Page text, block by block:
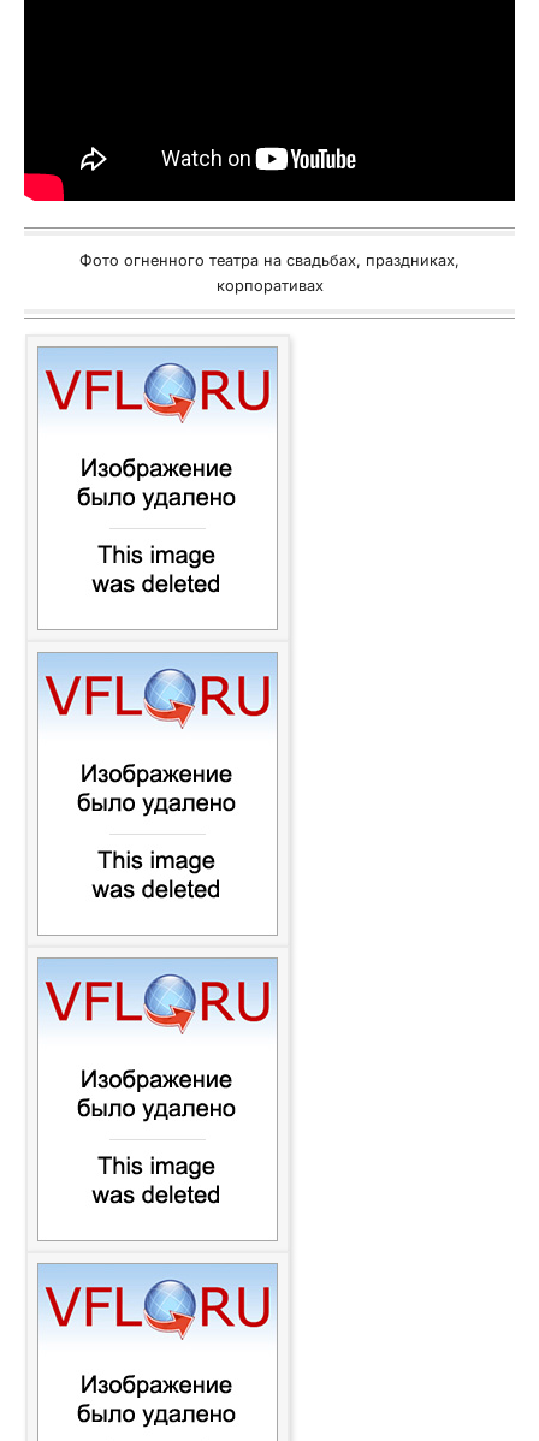
Фото огненного театра на свадьбах, праздниках,
корпоративах